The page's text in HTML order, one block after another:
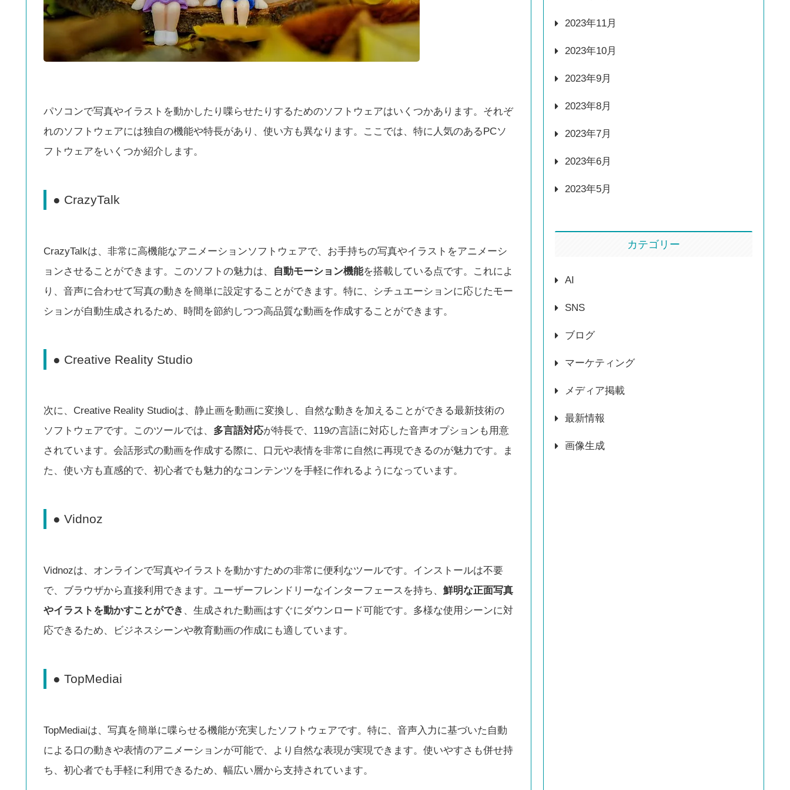
パソコンで写真やイラストを動かしたり喋らせたりするためのソフトウェアはいくつかあります。それぞ
れのソフトウェアには独自の機能や特長があり、使い方も異なります。ここでは、特に人気のあるPCソ
フトウェアをいくつか紹介します。
● CrazyTalk
CrazyTalkは、非常に高機能なアニメーションソフトウェアで、お手持ちの写真やイラストをアニメーシ
ョンさせることができます。このソフトの魅力は、
自動モーション機能を搭載している点です。これによ
り、音声に合わせて写真の動きを簡単に設定することができます。特に、シチュエーションに応じたモー
ションが自動生成されるため、時間を節約しつつ高品質な動画を作成することができます。
● Creative Reality Studio
次に、Creative Reality Studioは、静止画を動画に変換し、自然な動きを加えることができる最新技術の
ソフトウェアです。このツールでは、 多言語対応が特長で、119の言語に対応した音声オプションも用意
されています。会話形式の動画を作成する際に、口元や表情を非常に自然に再現できるのが魅力です。ま
た、使い方も直感的で、初心者でも魅力的なコンテンツを手軽に作れるようになっています。
● Vidnoz
Vidnozは、オンラインで写真やイラストを動かすための非常に便利なツールです。インストールは不要
で、ブラウザから直接利用できます。ユーザーフレンドリーなインターフェースを持ち、 鮮明な正面写真
やイラストを動かすことができ 、生成された動画はすぐにダウンロード可能です。多様な使用シーンに対
応できるため、ビジネスシーンや教育動画の作成にも適しています。
● TopMediai
TopMediaiは、写真を簡単に喋らせる機能が充実したソフトウェアです。特に、音声入力に基づいた自動
による口の動きや表情のアニメーションが可能で、より自然な表現が実現できます。使いやすさも併せ持
ち、初心者でも手軽に利用できるため、幅広い層から支持されています。
2023年11月
2023年10月
2023年9月
2023年8月
2023年7月
2023年6月
2023年5月
カテゴリー
AI
SNS
ブログ
マーケティング
メディア掲載
最新情報
画像生成